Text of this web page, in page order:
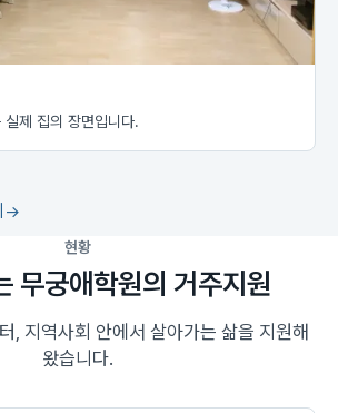
제 집의 장면입니다.
현황
무궁애학원의 거주지원
, 지역사회 안에서 살아가는 삶을 지원해
왔습니다.